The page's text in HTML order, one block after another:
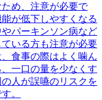
め、注意が必要で
が低下しやすくなる
パーキンソン病など
いる方も注意が必要
食事の際はよく噛ん
一口の量を少なくす
人が誤嚥のリスクを
。